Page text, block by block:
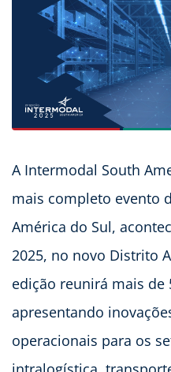
A Intermodal South
mais completo evento
América do Sul,
2025, no novo Distrito
edição reunirá mais de
apresentando
operacionais para os